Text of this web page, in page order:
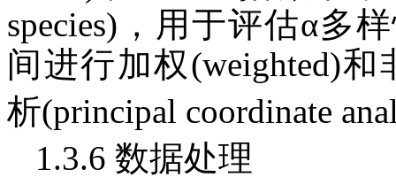
species)，用于评估α多
间进行加权(weighted)和
析(principal coordinate
1.3.6 数据处理